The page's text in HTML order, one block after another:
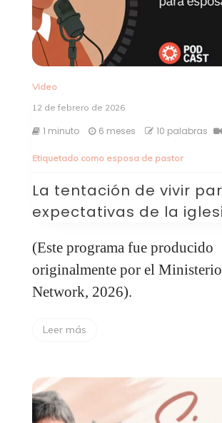
Video
12 de febrero de 2026
1 minuto 6 meses 10 palabras
Etiquetado como esposa de pastor
La tentación de vivir
expectativas de la
(Este programa fue producido
originalmente por el
Network, 2026).
Leer más